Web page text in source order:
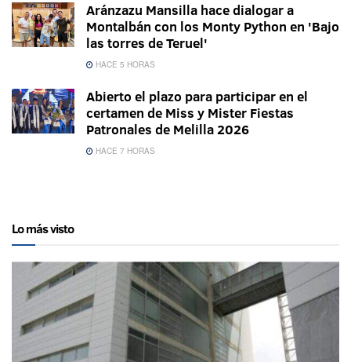
Aránzazu Mansilla hace dialogar a
Montalbán con los Monty Python en 'Bajo
las torres de Teruel'
HACE 5 HORAS
Abierto el plazo para participar en el
certamen de Miss y Mister Fiestas
Patronales de Melilla 2026
HACE 7 HORAS
Lo más visto